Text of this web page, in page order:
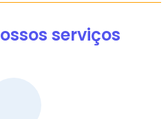
serviços